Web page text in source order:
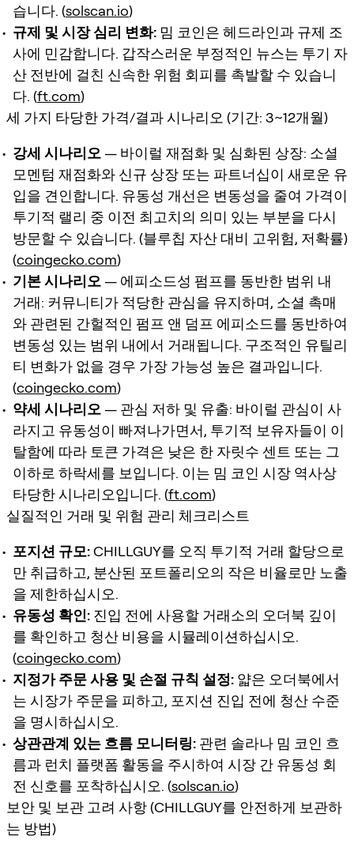
습니다. (solscan.io)
규제 및 시장 심리 변화: 밈 코인은 헤드라인과 규제 조
사에 민감합니다. 갑작스러운 부정적인 뉴스는 투기 자
산 전반에 걸친 신속한 위험 회피를 촉발할 수 있습니
다. (ft.com)
세 가지 타당한 가격/결과 시나리오 (기간: 3~12개월)
강세 시나리오— 바이럴 재점화 및 심화된 상장: 소셜
모멘텀 재점화와 신규 상장 또는 파트너십이 새로운 유
입을 견인합니다. 유동성 개선은 변동성을 줄여 가격이
투기적 랠리 중 이전 최고치의 의미 있는 부분을 다시
방문할 수 있습니다. (블루칩 자산 대비 고위험, 저확률)
(coingecko.com)
기본 시나리오— 에피소드성 펌프를 동반한 범위 내
거래: 커뮤니티가 적당한 관심을 유지하며, 소셜 촉매
와 관련된 간헐적인 펌프 앤 덤프 에피소드를 동반하여
변동성 있는 범위 내에서 거래됩니다. 구조적인 유틸리
티 변화가 없을 경우 가장 가능성 높은 결과입니다.
(coingecko.com)
약세 시나리오— 관심 저하 및 유출: 바이럴 관심이 사
라지고 유동성이 빠져나가면서, 투기적 보유자들이 이
탈함에 따라 토큰 가격은 낮은 한 자릿수 센트 또는 그
이하로 하락세를 보입니다. 이는 밈 코인 시장 역사상
타당한 시나리오입니다. (ft.com)
실질적인 거래 및 위험 관리 체크리스트
포지션 규모:CHILLGUY를 오직 투기적 거래 할당으로
만 취급하고, 분산된 포트폴리오의 작은 비율로만 노출
을 제한하십시오.
유동성 확인: 진입 전에 사용할 거래소의 오더북 깊이
를 확인하고 청산 비용을 시뮬레이션하십시오.
(coingecko.com)
지정가 주문 사용 및 손절 규칙 설정: 얇은 오더북에서
는 시장가 주문을 피하고, 포지션 진입 전에 청산 수준
을 명시하십시오.
상관관계 있는 흐름 모니터링: 관련 솔라나 밈 코인 흐
름과 런치 플랫폼 활동을 주시하여 시장 간 유동성 회
전 신호를 포착하십시오. (solscan.io)
보안 및 보관 고려 사항 (CHILLGUY를 안전하게 보관하
는 방법)